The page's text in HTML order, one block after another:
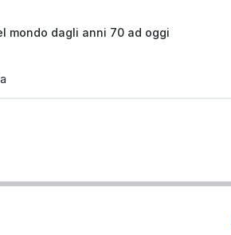
mondo dagli anni 70 ad oggi